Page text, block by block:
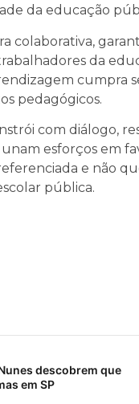
da educação
colaborativa,
da
cumpra
pedagógicos.
com diálogo,
esforços em
e não
pública.
descobrem que
em SP